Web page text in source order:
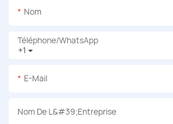
Nom
+1
Téléphone/WhatsApp
E-Mail
Nom De L&#39;entreprise